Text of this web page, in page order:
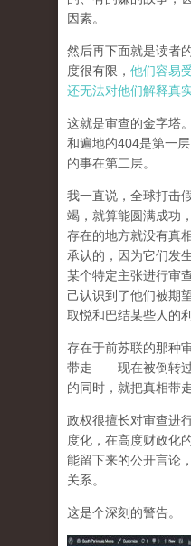
因素。
然后再下面就是读者
度很有限， 他们容易
还无法对他们解释真
这就是审查的金字塔
和遍地的404是第一
的事在第二层。
我一直说，全球打击
竭，就算能圆满成功
存在的地方就没有真
承认的，因为它们发
某个特定主张进行审
己认识到了他们被期
取悦和巴结某些人的
存在于前苏联的那
带走——现在被倒转
的同时，就把真相带走
政权很擅长对审查进
度化，在高度财政化
能留下来的公开言论
关系。
这是个深刻的警告。